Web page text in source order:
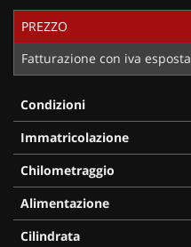
PREZZO
Fatturazione con iva esposta
Condizioni
Immatricolazione
Chilometraggio
Alimentazione
Cilindrata